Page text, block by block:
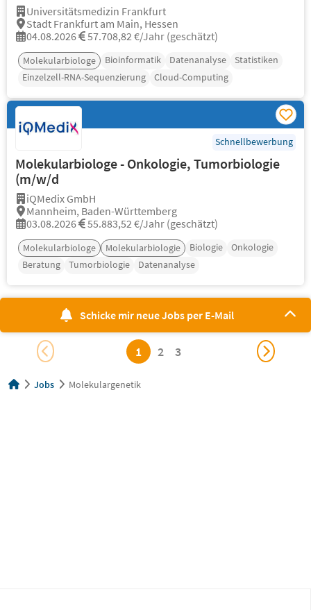
Universitätsmedizin Frankfurt
Stadt Frankfurt am Main, Hessen
04.08.2026
57.708,82 €/Jahr (geschätzt)
Molekularbiologe Bioinformatik Datenanalyse
Statistiken
Einzelzell-RNA-Sequenzierung
Cloud-Computing
Schnellbewerbung
Molekularbiologe - Onkologie, Tumorbiologie
(m/w/d
iQMedix GmbH
Mannheim, Baden-Württemberg
03.08.2026
55.883,52 €/Jahr (geschätzt)
Molekularbiologe Molekularbiologie Biologie
Onkologie
Beratung
Tumorbiologie Datenanalyse
Schicke mir neue Jobs per E-Mail
1 2 3
Jobs Molekulargenetik